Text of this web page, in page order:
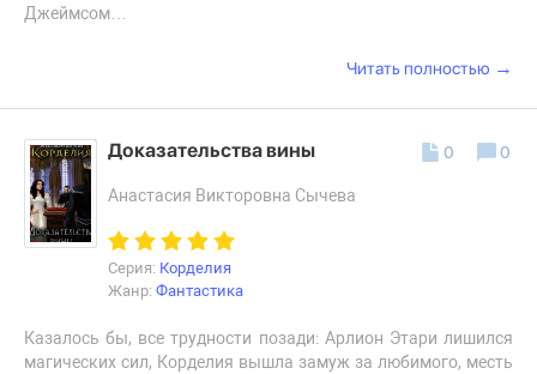
Джеймсом…
Читать полностью →
Доказательства вины
Анастасия Викторовна Сычева
Серия: Корделия
Жанр: Фантастика
Казалось бы, все трудности позади: Арлион Этари лишился
магических сил, Корделия вышла замуж за любимого, месть
0 0